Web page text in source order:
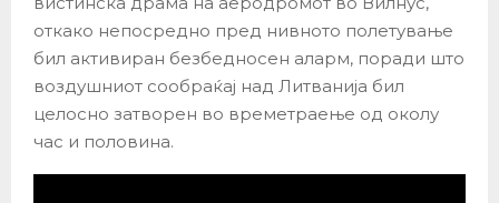
откако непосредно пред нивното полетување
бил активиран безбедносен аларм, поради што
воздушниот сообраќај над Литванија бил
целосно затворен во времетраење од околу
час и половина.